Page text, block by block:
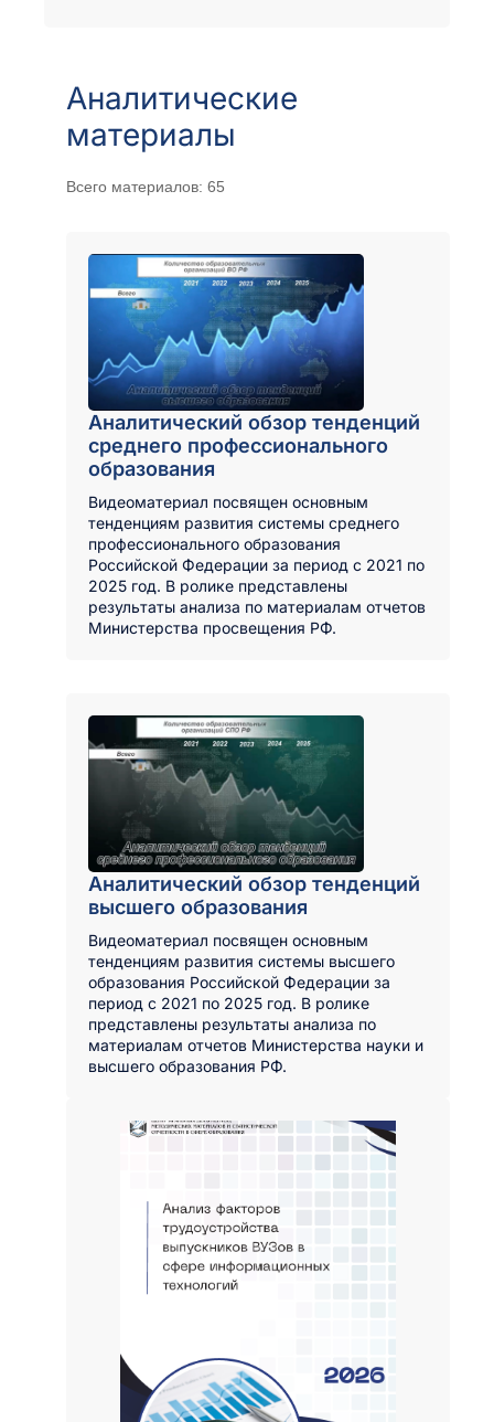
Аналитические
материалы
Всего материалов: 65
Аналитический обзор тенденций
среднего профессионального
образования
Видеоматериал посвящен основным
тенденциям развития системы среднего
профессионального образования
Российской Федерации за период с 2021 по
2025 год. В ролике представлены
результаты анализа по материалам отчетов
Министерства просвещения РФ.
Аналитический обзор тенденций
высшего образования
Видеоматериал посвящен основным
тенденциям развития системы высшего
образования Российской Федерации за
период с 2021 по 2025 год. В ролике
представлены результаты анализа по
материалам отчетов Министерства науки и
высшего образования РФ.